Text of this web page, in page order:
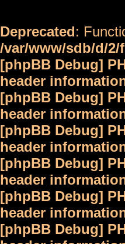
Deprecated:
/var/www/sdb/d/
[phpBB Debug]
header
[phpBB Debug]
header
[phpBB Debug]
header
[phpBB Debug]
header
[phpBB Debug]
header
[phpBB Debug]